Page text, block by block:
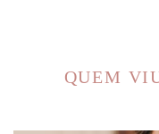
QUEM